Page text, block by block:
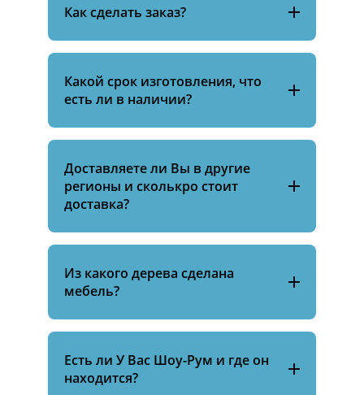
Как сделать заказ?
Какой срок изготовления, что
есть ли в наличии?
Доставляете ли Вы в другие
регионы и сколькро стоит
доставка?
Из какого дерева сделана
мебель?
Есть ли У Вас Шоу-Рум и где он
находится?